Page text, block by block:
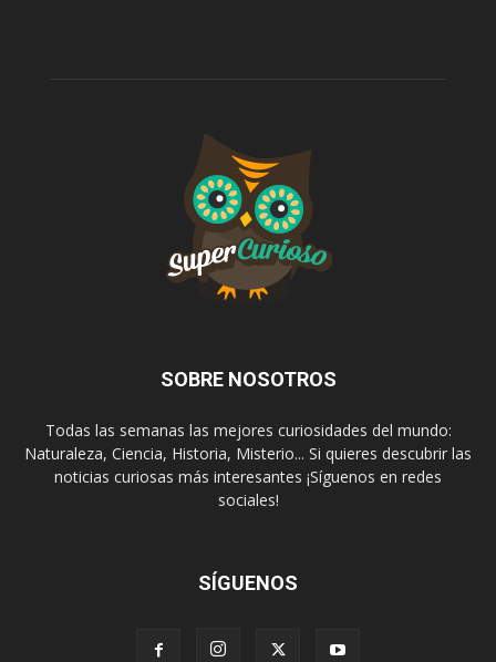
SOBRE NOSOTROS
Todas las semanas las mejores curiosidades del mundo:
Naturaleza, Ciencia, Historia, Misterio... Si quieres descubrir las
noticias curiosas más interesantes ¡Síguenos en redes
sociales!
SÍGUENOS